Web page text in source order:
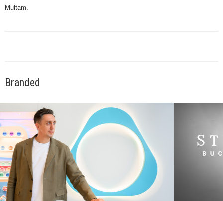
Multam.
Branded